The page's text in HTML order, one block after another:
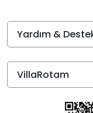
Yardım &
VillaRotam